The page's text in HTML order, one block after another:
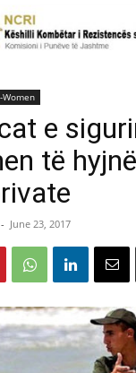
Kombëtar të
e
të
- June 23, 2017